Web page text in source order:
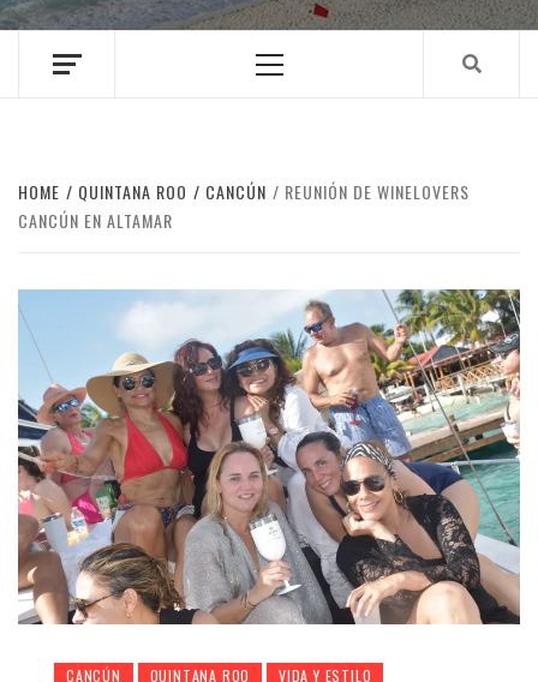
Menu
HOME QUINTANA ROO CANCÚN
REUNIÓN DE WINELOVERS
CANCÚN EN ALTAMAR
CANCÚN QUINTANA ROO VIDA Y ESTILO